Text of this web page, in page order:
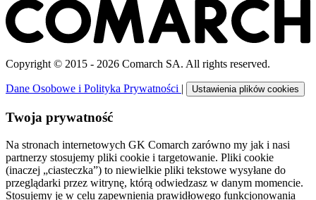
Copyright © 2015 - 2026 Comarch SA. All rights reserved.
Dane Osobowe i Polityka Prywatności | Ustawienia plików cookies
Twoja prywatność
Na stronach internetowych GK Comarch zarówno my jak i nasi
partnerzy stosujemy pliki cookie i targetowanie. Pliki cookie
(inaczej „ciasteczka”) to niewielkie pliki tekstowe wysyłane do
przeglądarki przez witrynę, którą odwiedzasz w danym momencie.
Stosujemy je w celu zapewnienia prawidłowego funkcjonowania